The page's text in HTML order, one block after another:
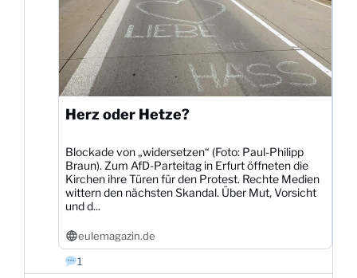
Herz oder Hetze?
Blockade von „widersetzen“ (Foto: Paul-Philipp
Braun). Zum AfD-Parteitag in Erfurt öffneten die
Kirchen ihre Türen für den Protest. Rechte Medien
wittern den nächsten Skandal. Über Mut, Vorsicht
und d...
eulemagazin.de
1